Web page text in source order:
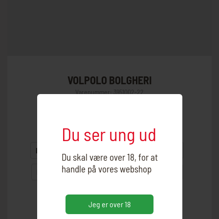
Du ser ung ud
Du skal være over 18, for at
handle på vores webshop
Jeg er over 18
VOLPOLO BOLGHERI
Varenummer: 3951002-22
Land: Bolgheri
Drue:
Producent:Podere Sapaio Årgang:
Alkohol:14% Flaskestørrelse: